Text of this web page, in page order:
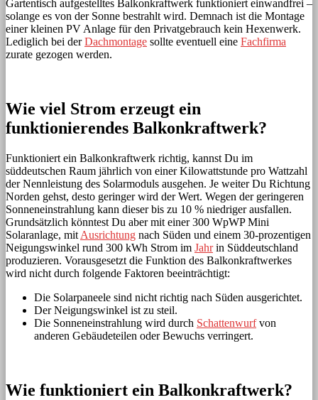
Gartentisch aufgestelltes Balkonkraftwerk funktioniert einwandfrei –
solange es von der Sonne bestrahlt wird. Demnach ist die Montage
einer kleinen PV Anlage für den Privatgebrauch kein Hexenwerk.
Lediglich bei derDachmontage sollte eventuell eine Fachfirma
zurate gezogen werden.
Wie viel Strom erzeugt ein
funktionierendes Balkonkraftwerk?
Funktioniert ein Balkonkraftwerk richtig, kannst Du im
süddeutschen Raum jährlich von einer Kilowattstunde pro Wattzahl
der Nennleistung des Solarmoduls ausgehen. Je weiter Du Richtung
Norden gehst, desto geringer wird der Wert. Wegen der geringeren
Sonneneinstrahlung kann dieser bis zu 10 % niedriger ausfallen.
Grundsätzlich könntest Du aber mit einer 300 WpWP Mini
Solaranlage, mit Ausrichtung nach Süden und einem 30-prozentigen
Neigungswinkel rund 300 kWh Strom im Jahrin Süddeutschland
produzieren. Vorausgesetzt die Funktion des Balkonkraftwerkes
wird nicht durch folgende Faktoren beeinträchtigt:
Die Solarpaneele sind nicht richtig nach Süden ausgerichtet.
Der Neigungswinkel ist zu steil.
Die Sonneneinstrahlung wird durch Schattenwurfvon
anderen Gebäudeteilen oder Bewuchs verringert.
Wie funktioniert ein Balkonkraftwerk?